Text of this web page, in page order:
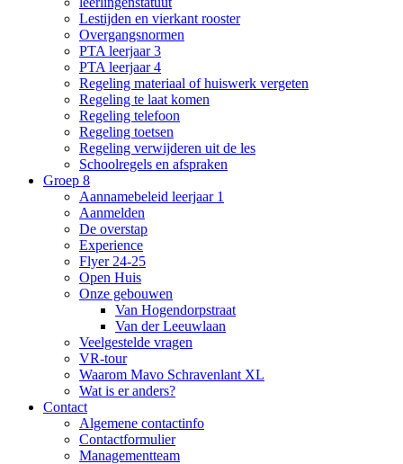
Lestijden en vierkant rooster
Overgangsnormen
PTA leerjaar 3
PTA leerjaar 4
Regeling materiaal of huiswerk vergeten
Regeling te laat komen
Regeling telefoon
Regeling toetsen
Regeling verwijderen uit de les
Schoolregels en afspraken
Groep 8
Aannamebeleid leerjaar 1
Aanmelden
De overstap
Experience
Flyer 24-25
Open Huis
Onze gebouwen
Van Hogendorpstraat
Van der Leeuwlaan
Veelgestelde vragen
VR-tour
Waarom Mavo Schravenlant XL
Wat is er anders?
Contact
Algemene contactinfo
Contactformulier
Managementteam